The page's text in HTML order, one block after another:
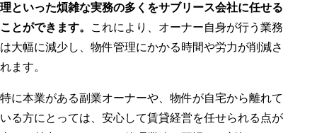
理といった煩雑な実務の多くをサブリース会社に任せる
ことができます。
これにより、オーナー自身が行う業務
は大幅に減少し、物件管理にかかる時間や労力が削減さ
れます。
特に本業がある副業オーナーや、物件が自宅から離れて
いる方にとっては、安心して賃貸経営を任せられる点が